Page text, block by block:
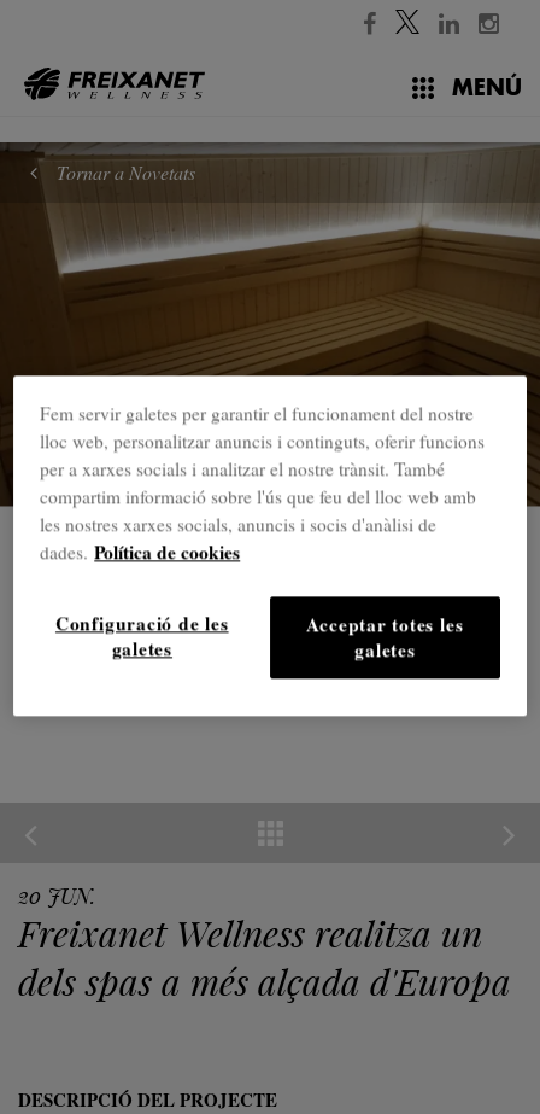
MENÚ
Tornar a Novetats
20 JUN.
Freixanet Wellness realitza un
dels spas a més alçada d'Europa
DESCRIPCIÓ DEL PROJECTE
Fem servir galetes per garantir el funcionament del nostre
lloc web, personalitzar anuncis i continguts, oferir funcions
per a xarxes socials i analitzar el nostre trànsit. També
compartim informació sobre l'ús que feu del lloc web amb
les nostres xarxes socials, anuncis i socis d'anàlisi de
dades. Política de cookies
Acceptar totes les
galetes
Configuració de les
galetes